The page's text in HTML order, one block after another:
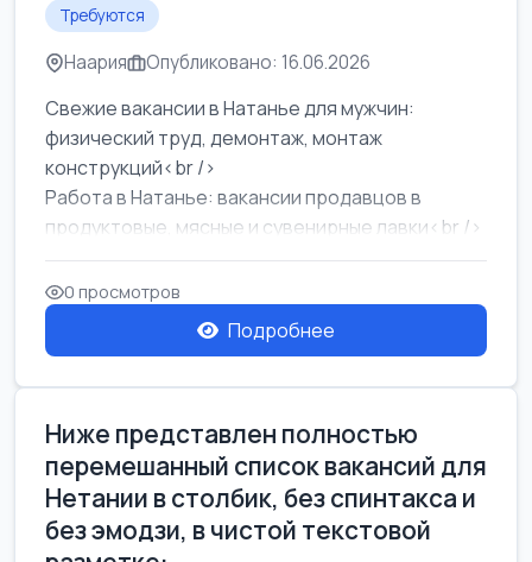
Требуются
Наария Опубликовано: 16.06.2026
Свежие вакансии в Натанье для мужчин:
физический труд, демонтаж, монтаж
конструкций<br />
Работа в Натанье: вакансии продавцов в
продуктовые, мясные и сувенирные лавки<br />
Разнорабочий на сборку м...
0 просмотров
Подробнее
Ниже представлен полностью
перемешанный список вакансий для
Нетании в столбик, без спинтакса и
без эмодзи, в чистой текстовой